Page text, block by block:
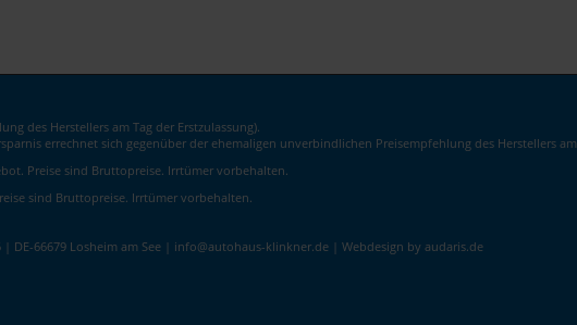
des Herstellers am Tag der Erstzulassung).
errechnet sich gegenüber der ehemaligen unverbindlichen Preisempfehlung des Herstellers
Preise sind Bruttopreise. Irrtümer vorbehalten.
sind Bruttopreise. Irrtümer vorbehalten.
DE-66679 Losheim am See | info@autohaus-klinkner.de | Webdesign by audaris.de